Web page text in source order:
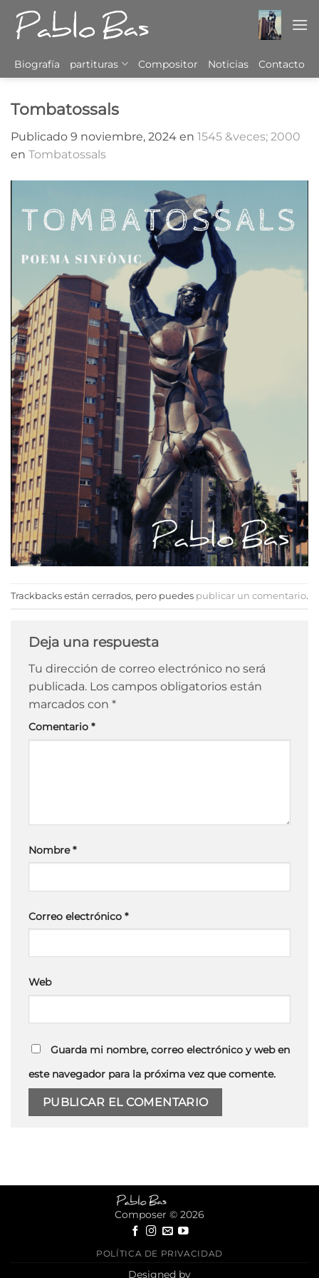
Saltar
contenido
Biografía partituras Compositor Noticias Contacto
Tombatossals
Publicado 9 noviembre, 2024 en 1545 &veces; 2000
en Tombatossals
Trackbacks están cerrados, pero puedes publicar un comentario.
Deja una respuesta
Tu dirección de correo electrónico no será
publicada. Los campos obligatorios están
marcados con *
Comentario *
Nombre*
Correo electrónico *
Web
Guarda mi nombre, correo electrónico y web en
este navegador para la próxima vez que comente.
Composer © 2026
POLÍTICA DE PRIVACIDAD
Designed by